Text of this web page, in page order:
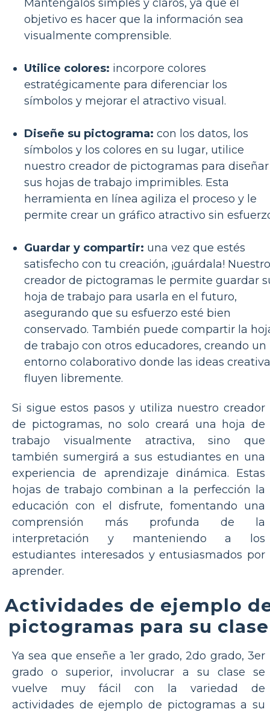
Manténgalos simples y claros, ya que el
objetivo es hacer que la información sea
visualmente comprensible.
Utilice colores: incorpore colores
estratégicamente para diferenciar los
símbolos y mejorar el atractivo visual.
Diseñe su pictograma: con los datos, los
símbolos y los colores en su lugar, utilice
nuestro creador de pictogramas para diseñar
sus hojas de trabajo imprimibles. Esta
herramienta en línea agiliza el proceso y le
permite crear un gráfico atractivo sin
Guardar y compartir: una vez que estés
satisfecho con tu creación, ¡guárdala! Nuestro
creador de pictogramas le permite guardar
hoja de trabajo para usarla en el futuro,
asegurando que su esfuerzo esté bien
conservado. También puede compartir la
de trabajo con otros educadores, creando un
entorno colaborativo donde las ideas
fluyen libremente.
Si sigue estos pasos y utiliza nuestro creador
de pictogramas, no solo creará una hoja de
trabajo visualmente atractiva, sino que
también sumergirá a sus estudiantes en una
experiencia de aprendizaje dinámica. Estas
hojas de trabajo combinan a la perfección la
educación con el disfrute, fomentando una
comprensión más profunda de la
interpretación y manteniendo a los
estudiantes interesados y entusiasmados por
aprender.
Actividades de ejemplo
pictogramas para su clase
Ya sea que enseñe a 1er grado, 2do grado, 3er
grado o superior, involucrar a su clase se
vuelve muy fácil con la variedad de
actividades de ejemplo de pictogramas a su